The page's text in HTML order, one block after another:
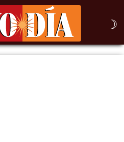
☽